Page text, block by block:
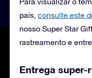
país, consulte este
nosso Super Star
rastreamento e
Entrega super-